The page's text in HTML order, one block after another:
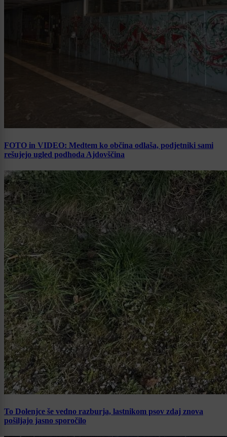
FOTO in VIDEO: Medtem ko občina odlaša, podjetniki sami
rešujejo ugled podhoda Ajdovščina
To Dolenjce še vedno razburja, lastnikom psov zdaj znova
pošiljajo jasno sporočilo